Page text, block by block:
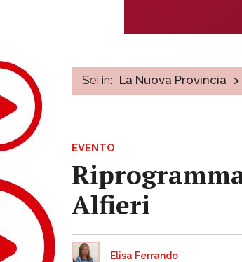
Sei in: La Nuova Provincia >
EVENTO
Alfieri
Elisa Ferrando